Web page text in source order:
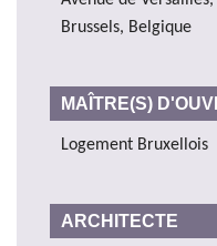
Brussels, Belgique
MAÎTRE(S)
Logement Bruxellois
ARCHITECTE